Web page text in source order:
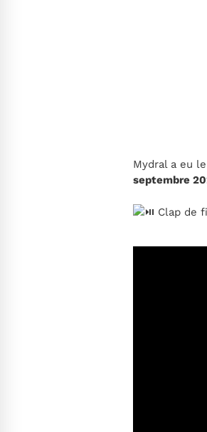
Mydral a eu
septembre
Clap de